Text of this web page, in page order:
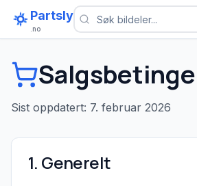
Partsly
.no
Sist oppdatert: 7. februar 2026
1. Generelt